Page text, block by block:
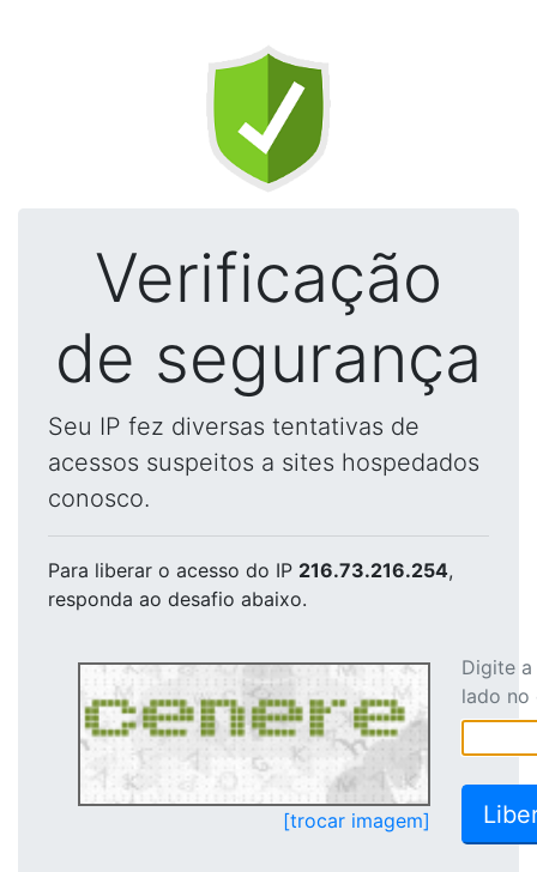
Verificação
de segurança
Seu IP fez diversas tentativas de
acessos suspeitos a sites hospedados
conosco.
Para liberar o acesso do IP 216.73.216.254,
responda ao desafio abaixo.
[trocar imagem]
Digite
lado no